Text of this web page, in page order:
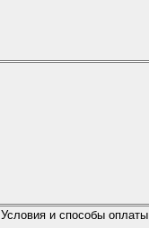
Условия и способы оплаты